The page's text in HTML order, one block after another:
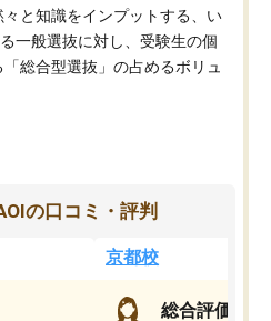
と知識をインプットする、い
一般選抜に対し、受験生の個
総合型選抜」の占めるボリュ
の口コミ・評判
京都校
総合評価